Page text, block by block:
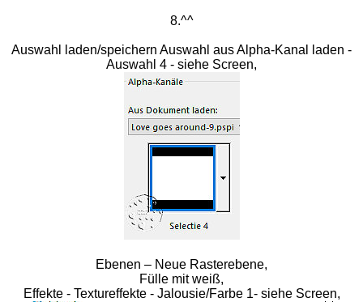
8.^^
Auswahl laden/speichern Auswahl aus Alpha-Kanal laden -
Auswahl 4 - siehe Screen,
Ebenen – Neue Rasterebene,
Fülle mit weiß,
Effekte - Textureffekte - Jalousie/Farbe 1- siehe Screen,